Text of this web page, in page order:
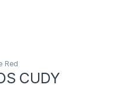
Red
CUDY